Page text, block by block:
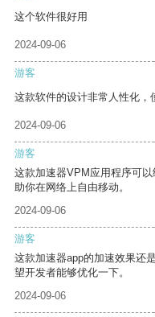
这个软件很好用
2024-09-06
游客
这款软件的设计非常人性化，
2024-09-06
游客
这款加速器VPM应用程序可
助你在网络上自由移动。
2024-09-06
游客
这款加速器app的加速效果还
望开发者能够优化一下。
2024-09-06